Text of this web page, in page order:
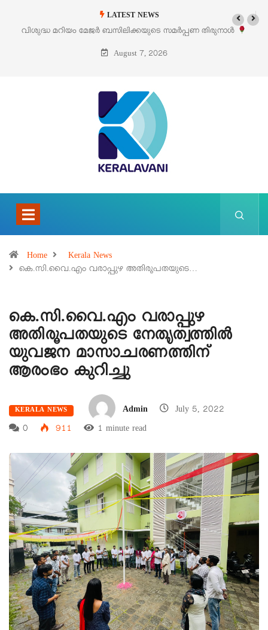
LATEST NEWS
‘പെറ്റൽസ്’ ലൈഫ് സ്റ്റൈൽ എക്സിബിഷനും സെയിലും
പെരുമാനൂരിൽ
August 7, 2026
Home
Kerala News
കെ.സി.വൈ.എം വരാപ്പുഴ അതിരൂപതയുടെ…
കെ.സി.വൈ.എം വരാപ്പുഴ
അതിരൂപതയുടെ നേതൃത്വത്തിൽ
യുവജന മാസാചരണത്തിന്
ആരംഭം കുറിച്ചു
KERALA NEWS Admin
July 5, 2022
0
911 1 minute read